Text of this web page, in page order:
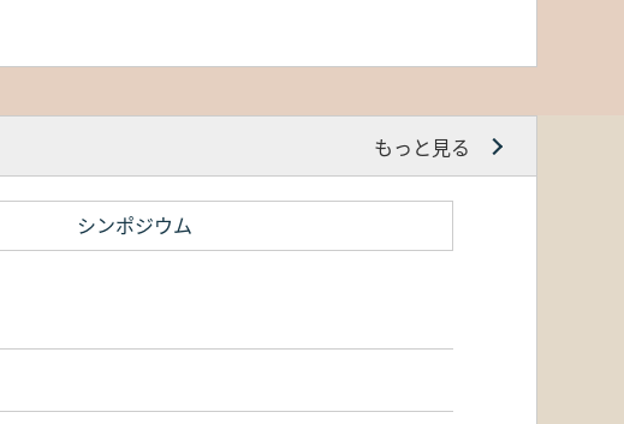
もっと見る
シンポジウム